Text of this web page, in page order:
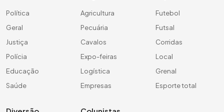
Política
Geral
Justiça
Polícia
Educação
Saúde
Agricultura
Pecuária
Cavalos
Expo-feiras
Logística
Empresas
Futebol
Futsal
Corridas
Local
Grenal
Esporte total